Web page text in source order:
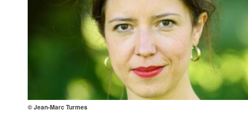
© Jean-Marc Turmes